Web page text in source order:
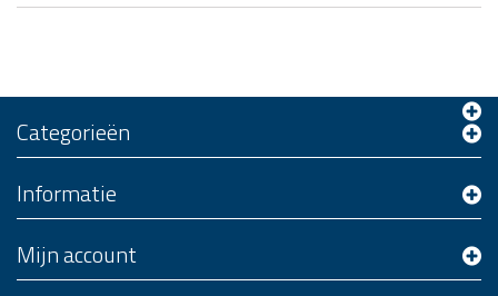
Categorieën
Informatie
Mijn account